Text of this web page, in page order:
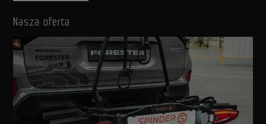
Nasza oferta